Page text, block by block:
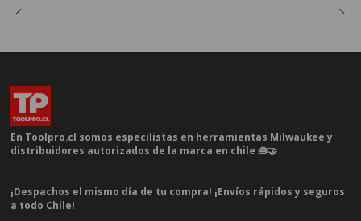
En Toolpro.cl somos especilistas en herramientas Milwaukee y
distribuidores autorizados de la marca en chile 🧰🤝
¡Despachos el mismo día de tu compra! ¡Envíos rápidos y seguros
a todo Chile!